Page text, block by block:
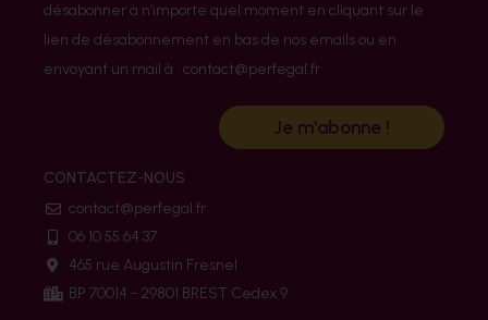
CONTACTEZ-NOUS
contact@perfegal.fr
06 10 55 64 37
465 rue Augustin Fresnel
BP 70014 - 29801 BREST Cedex 9
désabonner à n’importe quel moment en cliquant sur le
lien de désabonnement en bas de nos emails ou en
envoyant un mail à : contact@perfegal.fr
Je m'abonne !